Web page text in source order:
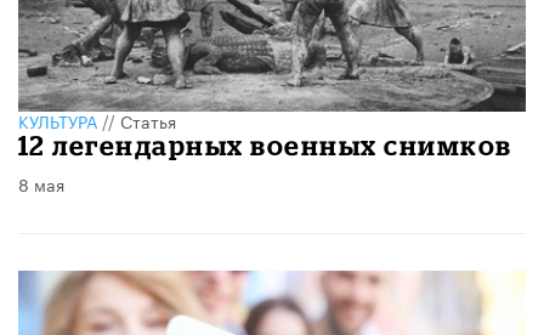
КУЛЬТУРА//Статья
12 легендарных военных снимков
8 мая